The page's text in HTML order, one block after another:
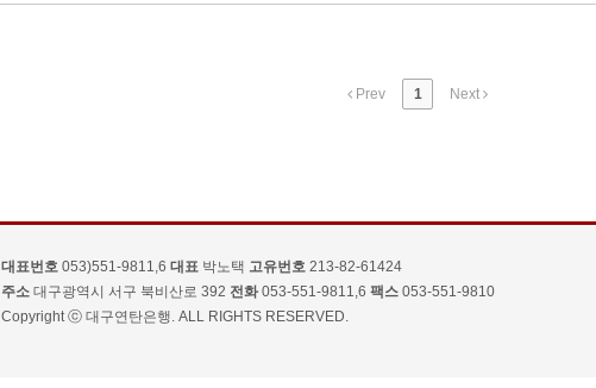
Prev 1 Next
대표번호 053)551-9811,6 대표 박노택 고유번호 213-82-61424
주소 대구광역시 서구 북비산로 392 전화053-551-9811,6 팩스 053-551-9810
Copyright ⓒ 대구연탄은행. ALL RIGHTS RESERVED.